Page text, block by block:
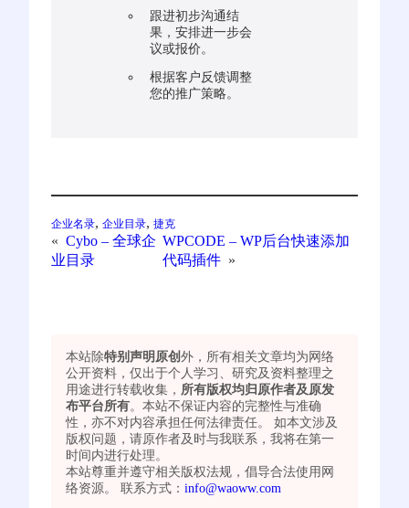
跟进初步沟通结
果，安排进一步会
议或报价。
根据客户反馈调整
您的推广策略。
企业名录, 企业目录, 捷克
« Cybo – 全球企
业目录
WPCODE – WP后台快速添加
代码插件 »
本站除特别声明原创 外，所有相关文章均为网络
公开资料，仅出于个人学习、研究及资料整理之
用途进行转载收集， 所有版权均归原作者及原发
布平台所有。本站不保证内容的完整性与准确
性，亦不对内容承担任何法律责任。 如本文涉及
版权问题，请原作者及时与我联系，我将在第一
时间内进行处理。
本站尊重并遵守相关版权法规，倡导合法使用网
络资源。 联系方式： info@waoww.com